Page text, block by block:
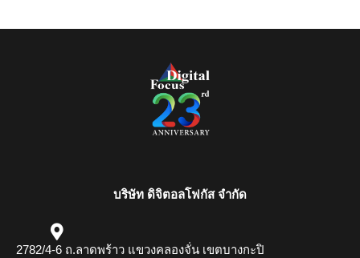
บริษัท ดิจิตอลโฟกัส จำกัด
2782/4-6 ถ.ลาดพร้าว แขวงคลองจั่น เขตบางกะปิ